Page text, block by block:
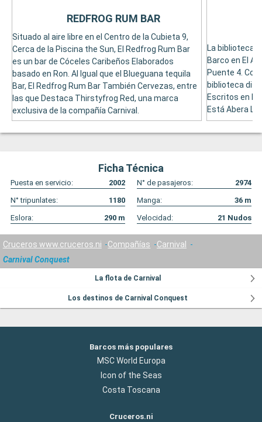
Situado al aire libre en el Centro de la Cubieta 9,
Cerca de la Piscina the Sun, El Redfrog Rum Bar
es un bar de Cóceles Caribeños Elaborados
basado en Ron. Al Igual que el Blueguana tequila
Bar, El Redfrog Rum Bar También Cervezas, entre
las que Destaca Thirstyfrog Red, una marca
exclusiva de la compañía Carnival.
REDFROG RUM BAR
La biblioteca
Barco en El
Puente 4.
biblioteca
Escritos en
Está Abera
Ficha Técnica
Puesta en servicio: 2002 N° de pasajeros:
2974
N° tripunlates:
1180 Manga: 36 m
Eslora:
290 m Velocidad: 21 Nudos
Cruceros www.cruceros.ni Compañías
Carnival
Carnival Conquest
La flota de Carnival
Los destinos de Carnival Conquest
Barcos más populares
MSC World Europa
Icon of the Seas
Costa Toscana
Cruceros.ni